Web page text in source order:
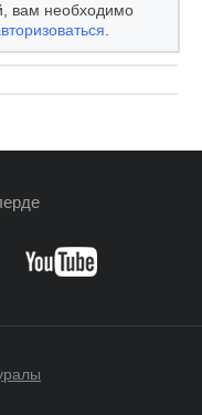
вам необходимо
.